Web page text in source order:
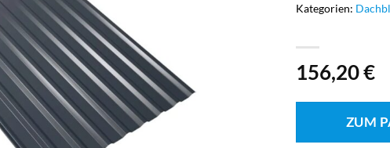
156,20€
ZUM
Kategorien: